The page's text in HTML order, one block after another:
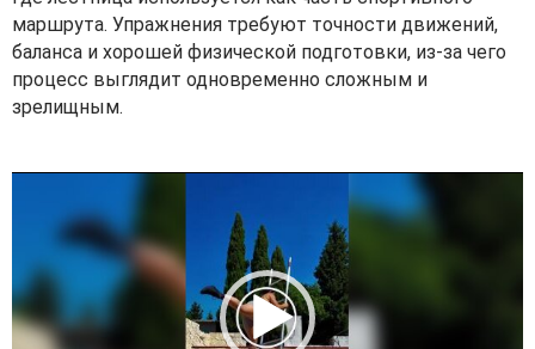
маршрута. Упражнения требуют точности движений,
баланса и хорошей физической подготовки, из-за чего
процесс выглядит одновременно сложным и
зрелищным.
o
P